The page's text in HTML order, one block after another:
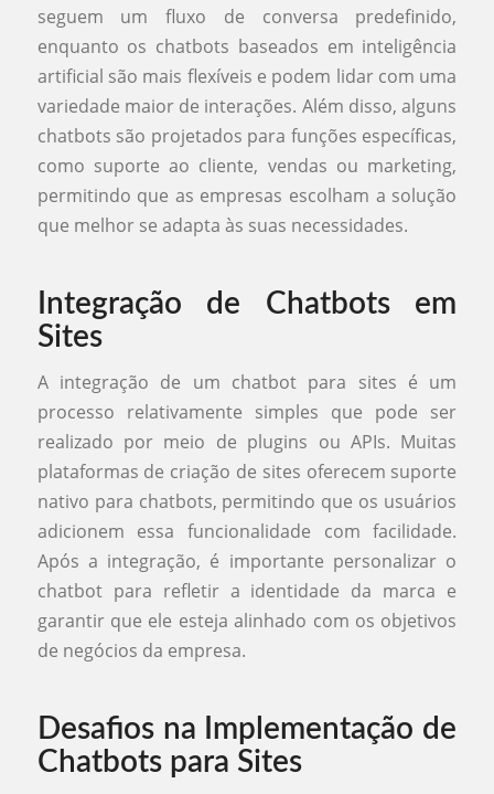
seguem um fluxo de conversa predefinido,
enquanto os chatbots baseados em inteligência
artificial são mais flexíveis e podem lidar com uma
variedade maior de interações. Além disso, alguns
chatbots são projetados para funções específicas,
como suporte ao cliente, vendas ou marketing,
permitindo que as empresas escolham a solução
que melhor se adapta às suas necessidades.
Integração de Chatbots em
Sites
A integração de um chatbot para sites é um
processo relativamente simples que pode ser
realizado por meio de plugins ou APIs. Muitas
plataformas de criação de sites oferecem suporte
nativo para chatbots, permitindo que os usuários
adicionem essa funcionalidade com facilidade.
Após a integração, é importante personalizar o
chatbot para refletir a identidade da marca e
garantir que ele esteja alinhado com os objetivos
de negócios da empresa.
Desafios na Implementação de
Chatbots para Sites